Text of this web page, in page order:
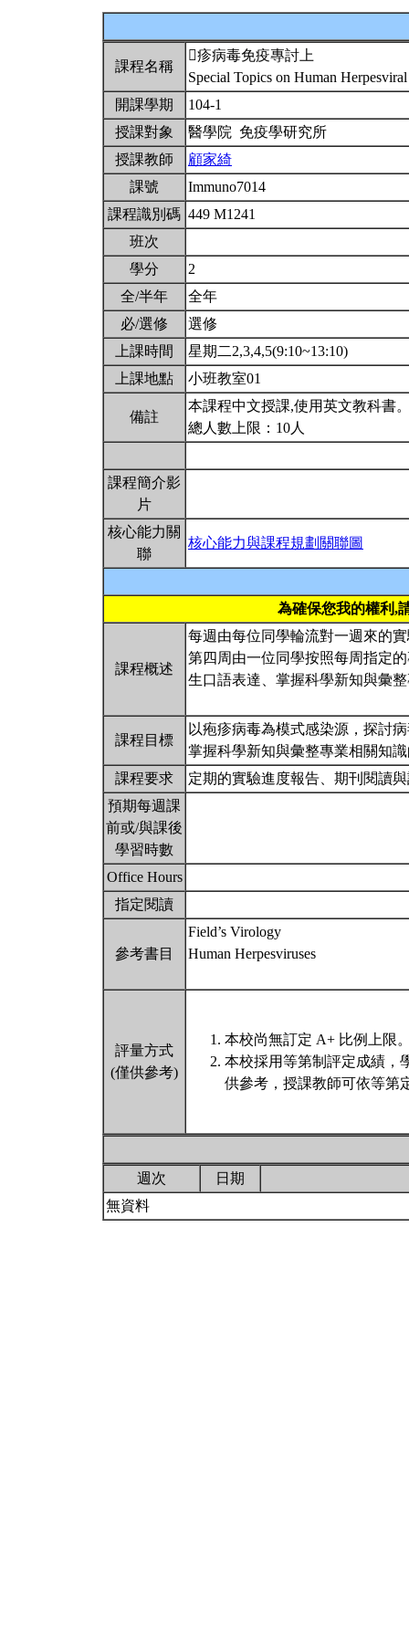
課程名稱
疹病毒免疫專討上
Special Topics on Human
開課學期
104-1
授課對象
醫學院 免疫學研究所
授課教師
顧家綺
課號
Immuno7014
課程識別碼 449 M1241
班次
學分
2
全/半年
全年
必/選修
選修
上課時間
星期二2,3,4,5(9:10~13:10)
上課地點
小班教室01
備註
本課程中文授課,使用英文教科書
總人數上限：10人
課程簡介影
片
核心能力關
聯
核心能力與課程規劃關聯圖
為確保您我的權利,
課程概述
每週由每位同學輪流對一週來的
第四周由一位同學按照每周指定
生口語表達、掌握科學新知與彙
課程目標
以疱疹病毒為模式感染源，探討
掌握科學新知與彙整專業相關知
課程要求
定期的實驗進度報告、期刊閱讀
預期每週課
前或/與課後
學習時數
Office Hours
指定閱讀
參考書目
Field’s Virology
Human Herpesviruses
評量方式
(僅供參考)
本校尚無訂定 A+ 比例上限
本校採用等第制評定成績，
供參考，授課教師可依等第
週次
日期
無資料